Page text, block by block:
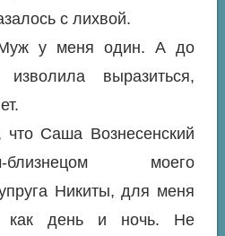
с лихвой.
у меня один. А до
выразиться,
что Саша Вознесенский
моего
Никиты, для меня
как день и ночь. Не